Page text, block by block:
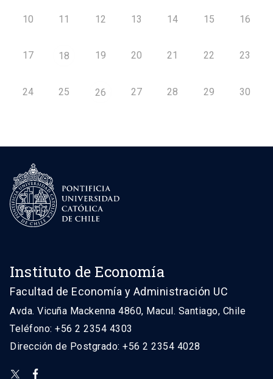
10 11 12 13 14 15 16
17 18 19 20 21 22 23
24 25 26 27 28 29 30
Instituto de Economía
Facultad de Economía y Administración UC
Avda. Vicuña Mackenna 4860, Macul. Santiago, Chile
Teléfono: +56 2 2354 4303
Dirección de Postgrado: +56 2 2354 4028